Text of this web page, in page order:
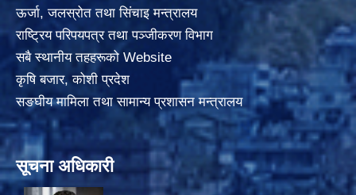
ऊर्जा, जलस्रोत तथा सिंचाइ मन्त्रालय
राष्ट्रिय परिपयपत्र तथा पञ्जीकरण विभाग
सबै स्थानीय तहहरूको Website
कृषि बजार, कोशी प्रदेश
सङघीय मामिला तथा सामान्य प्रशासन मन्त्रालय
सूचना अधिकारी